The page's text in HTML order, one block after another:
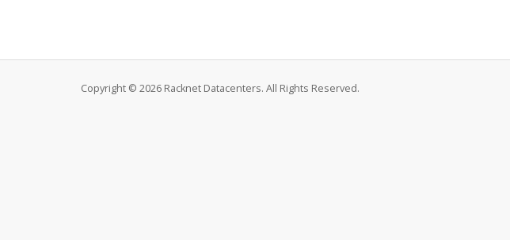
Copyright © 2026 Racknet Datacenters. All Rights Reserved.